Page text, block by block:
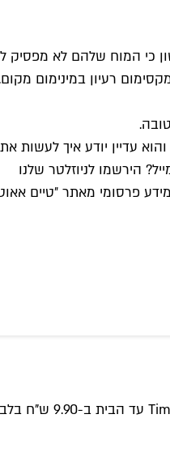
כי המוח שלהם לא מפסיק
רעיון במינימום
עדיין יודע איך לעשות
הירשמו לניוזלטר שלנו
פרסומי מאתר ״טיים